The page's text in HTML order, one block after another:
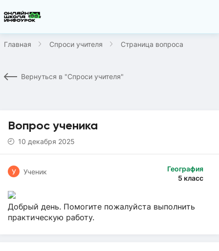
Главная Спроси учителя Страница вопроса
Вернуться в "Спроси учителя"
Вопрос ученика
10 декабря 2025
География
5 класс
У Ученик
Добрый день. Помогите пожалуйста выполнить
практическую работу.